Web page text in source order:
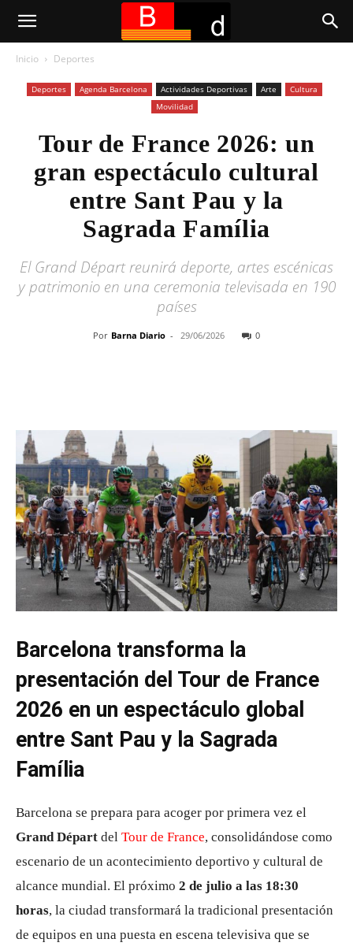
Inicio Deportes
Deportes Agenda Barcelona Actividades Deportivas Arte
Cultura
Movilidad
Tour de France 2026: un
gran espectáculo cultural
entre Sant Pau y la
Sagrada Família
El Grand Départ reunirá deporte, artes escénicas
y patrimonio en una ceremonia televisada en 190
países
Por Barna Diario - 29/06/2026 0
Barcelona transforma la
presentación del Tour de France
2026 en un espectáculo global
entre Sant Pau y la Sagrada
Família
Barcelona se prepara para acoger por primera vez el
Grand Départ del Tour de France, consolidándose como
escenario de un acontecimiento deportivo y cultural de
alcance mundial. El próximo 2 de julio a las 18:30
horas, la ciudad transformará la tradicional presentación
de equipos en una puesta en escena televisiva que se